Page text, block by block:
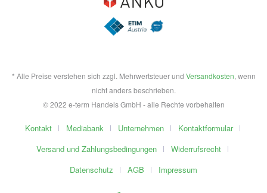
* Alle Preise verstehen sich zzgl. Mehrwertsteuer und Versandkosten, wenn
nicht anders beschrieben.
© 2022 e-term Handels GmbH - alle Rechte vorbehalten
Kontakt Mediabank Unternehmen
Kontaktformular
Versand und Zahlungsbedingungen
Widerrufsrecht
Datenschutz
AGB Impressum